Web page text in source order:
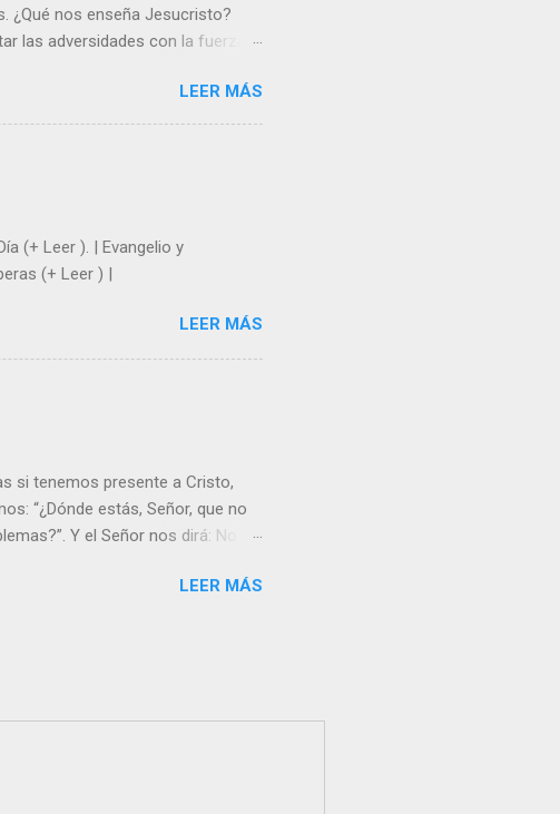
¿Qué nos enseña Jesucristo?
las adversidades con la fuerza y
Señor, soy un árbol sin frutos,
en los días del sol abrasador
Dios? Julián Escobar. | Lecturas
LEER MÁS
(+ Leer ). | Evangelio y
(+ Leer ) |
LEER MÁS
si tenemos presente a Cristo,
“¿Dónde estás, Señor, que no
Y el Señor nos dirá: No
que Yo dejo a nadie sólo con
LEER MÁS